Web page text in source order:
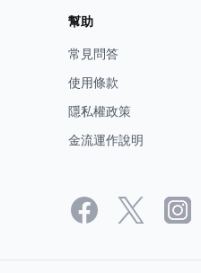
幫助
常見問答
使用條款
隱私權政策
金流運作說明